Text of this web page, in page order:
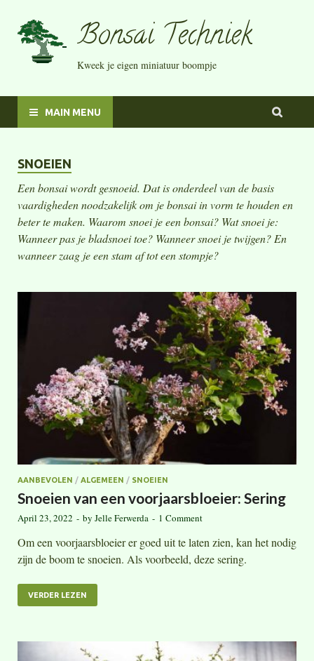
Bonsai Techniek
Kweek je eigen miniatuur boompje
MAIN MENU
SNOEIEN
Een bonsai wordt gesnoeid. Dat is onderdeel van de basis
vaardigheden noodzakelijk om je bonsai in vorm te houden en
beter te maken. Waarom snoei je een bonsai? Wat snoei je:
Wanneer pas je bladsnoei toe? Wanneer snoei je twijgen? En
wanneer zaag je een stam af tot een stompje?
AANBEVOLEN / ALGEMEEN / SNOEIEN
Snoeien van een voorjaarsbloeier: Sering
April 23, 2022 - by Jelle Ferwerda - 1 Comment
Om een voorjaarsbloeier er goed uit te laten zien, kan het nodig
zijn de boom te snoeien. Als voorbeeld, deze sering.
VERDER LEZEN